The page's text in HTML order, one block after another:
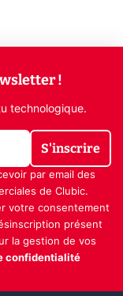
!
technologique.
S'inscrire
par email des
de Clubic.
votre consentement
présent
la gestion de vos
confidentialité